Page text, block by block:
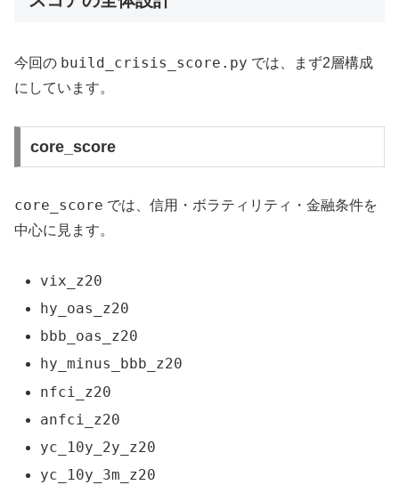
今回の build_crisis_score.py では、まず2層構成
にしています。
core_score
core_score では、信用・ボラティリティ・金融条件を
中心に見ます。
vix_z20
hy_oas_z20
bbb_oas_z20
hy_minus_bbb_z20
nfci_z20
anfci_z20
yc_10y_2y_z20
yc_10y_3m_z20